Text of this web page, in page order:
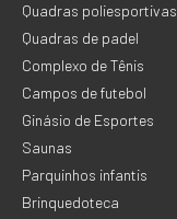
Quadras poliesportivas
Quadras de padel
Complexo de Tênis
Campos de futebol
Ginásio de Esportes
Saunas
Parquinhos infantis
Brinquedoteca